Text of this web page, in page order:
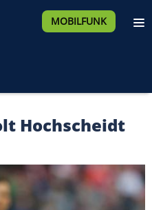
MOBILFUNK
Hochscheidt